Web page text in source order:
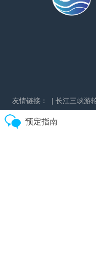
友情链接： | 长江三峡游
预定指南